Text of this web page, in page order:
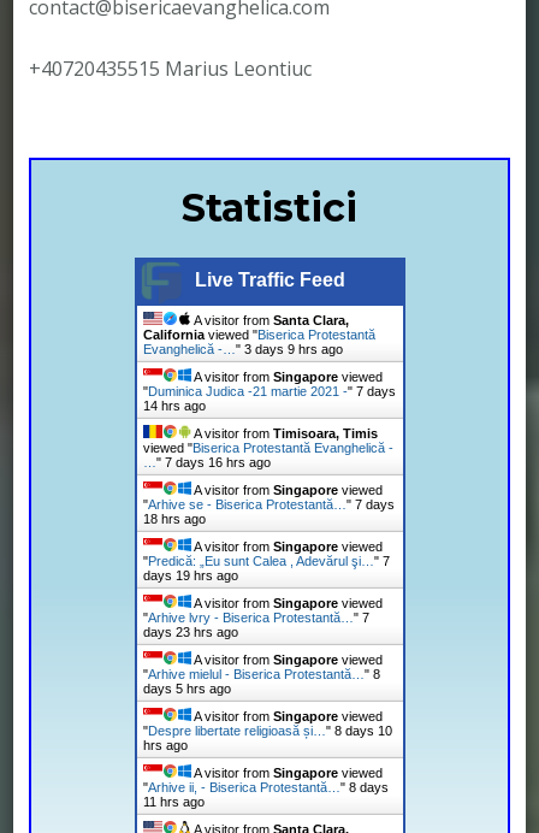
contact@bisericaevanghelica.com
+40720435515 Marius Leontiuc
Statistici
Live Traffic Feed
A visitor from Santa Clara,
Californiaviewed "Biserica Protestantă
Evanghelică -… " 3 days 9 hrs ago
A visitor from Singaporeviewed
"Duminica Judica -21 martie 2021 -" 7 days
14 hrs ago
A visitor from Timisoara, Timis
viewed "Biserica Protestantă Evanghelică -
" 7 days 16 hrs ago
A visitor from Singaporeviewed
"Arhive se - Biserica Protestantă… " 7 days
18 hrs ago
A visitor from Singaporeviewed
"Predică: „Eu sunt Calea , Adevărul şi… " 7
days 19 hrs ago
A visitor from Singaporeviewed
"Arhive lvry - Biserica Protestantă… " 7
days 23 hrs ago
A visitor from Singaporeviewed
"Arhive mielul - Biserica Protestantă… " 8
days 5 hrs ago
A visitor from Singaporeviewed
"Despre libertate religioasă și… " 8 days 10
hrs ago
A visitor from Singaporeviewed
"Arhive ii, - Biserica Protestantă… " 8 days
11 hrs ago
A visitor from Santa Clara,